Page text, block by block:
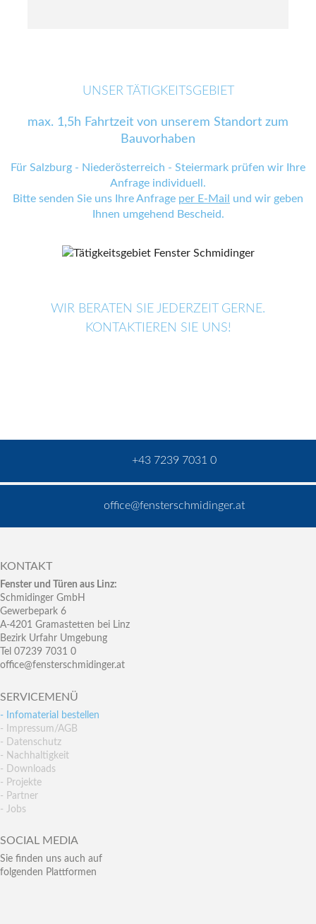
UNSER TÄTIGKEITSGEBIET
max. 1,5h Fahrtzeit von unserem Standort zum
Bauvorhaben
Für Salzburg - Niederösterreich - Steiermark prüfen wir Ihre
Anfrage individuell.
Bitte senden Sie uns Ihre Anfrage per E-Mail
und wir geben
Ihnen umgehend Bescheid.
WIR BERATEN SIE JEDERZEIT GERNE.
KONTAKTIEREN SIE UNS!
+43 7239 7031 0
office@fensterschmidinger.at
KONTAKT
Fenster und Türen aus Linz:
Schmidinger GmbH
Gewerbepark 6
A-4201 Gramastetten bei Linz
Bezirk Urfahr Umgebung
Tel 07239 7031 0
office@fensterschmidinger.at
SERVICEMENÜ
- Infomaterial bestellen
- Impressum/AGB
- Datenschutz
- Nachhaltigkeit
- Downloads
- Projekte
- Partner
- Jobs
SOCIAL MEDIA
Sie finden uns auch auf
folgenden Plattformen